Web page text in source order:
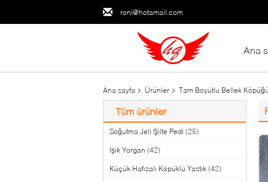
roni@hotamail.com
Ana
Ana sayfa Ürünler Tam Boyutlu Bellek
Tüm ürünler
Soğutma Jeli Şilte Pedi (25)
Işık Yorgan (42)
Küçük Hafızalı Köpüklü Yastık (42)